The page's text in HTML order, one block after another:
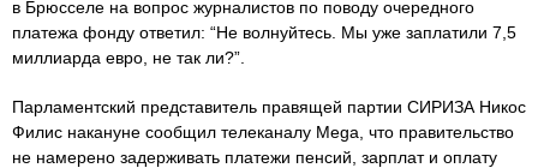
в Брюсселе на вопрос журналистов по поводу очередного
платежа фонду ответил: “Не волнуйтесь. Мы уже заплатили 7,5
миллиарда евро, не так ли?”.
Парламентский представитель правящей партии СИРИЗА Никос
Филис накануне сообщил телеканалу Mega, что правительство
не намерено задерживать платежи пенсий, зарплат и оплату